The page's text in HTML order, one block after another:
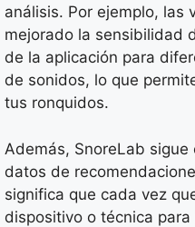
análisis. Por ejemplo, las
mejorado la sensibilidad
de la aplicación para
de sonidos, lo que
tus ronquidos.
Además, SnoreLab
datos de
significa que cada vez
dispositivo o técnica